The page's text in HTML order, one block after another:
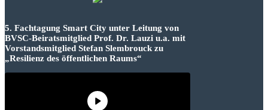
5. Fachtagung Smart City unter Leitung von
BVSC-Beiratsmitglied Prof. Dr. Lauzi u.a. mit
Vorstandsmitglied Stefan Slembrouck zu
„Resilienz des öffentlichen Raums“